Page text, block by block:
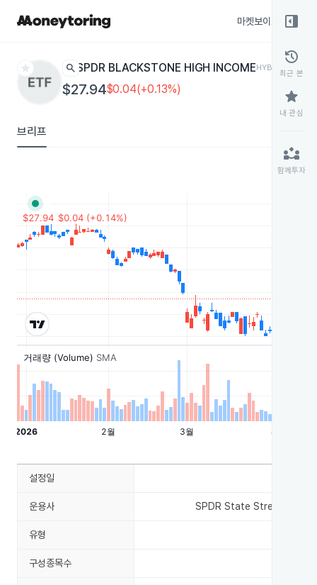
마켓보이스
star search SPDR BLACKSTONE HIGH INCOMEHYBL ETF
$27.94$0.04(+0.13%)
브리프
right_panel_open
history
최근 본
star
내 관심
partner_exchange
함께투자